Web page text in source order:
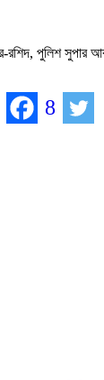
পুলিশ সুপার
8